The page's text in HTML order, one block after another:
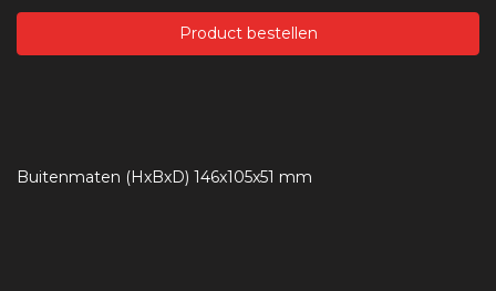
Product bestellen
Buitenmaten (HxBxD) 146x105x51 mm